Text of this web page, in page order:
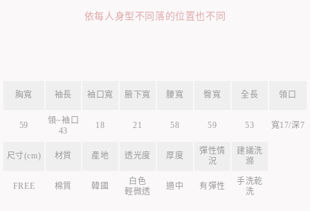
依每人身型不同落的位置也不同
胸寬 袖長 袖口寬 腋下寬 腰寬 臀寬 全長 領口
59
領~袖口
43
18 21 58 59 53 寬17/深7
尺寸(cm) 材質 產地 透光度 厚度
彈性情
況
建議洗
滌
FREE 棉質 韓國
白色
輕微透
適中 有彈性
手洗乾
洗